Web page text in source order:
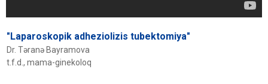
"Laparoskopik adheziolizis tubektomiya"
Dr. Təranə Bayramova
t.f.d., mama-ginekoloq